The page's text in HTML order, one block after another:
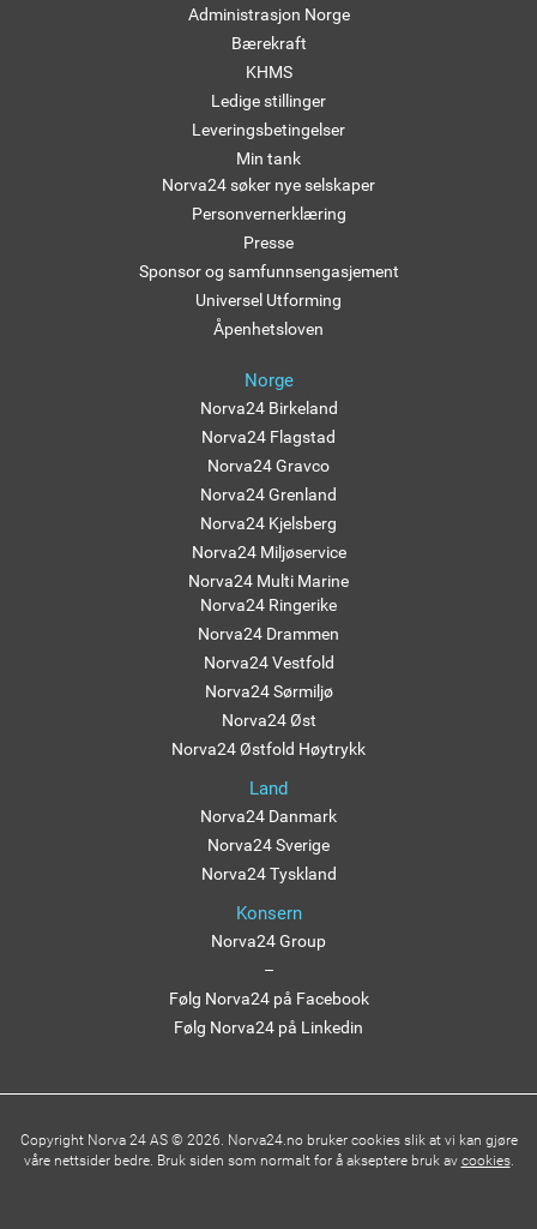
Administrasjon Norge
Bærekraft
KHMS
Ledige stillinger
Leveringsbetingelser
Min tank
Norva24 søker nye selskaper
Personvernerklæring
Presse
Sponsor og samfunnsengasjement
Universel Utforming
Åpenhetsloven
Norge
Norva24 Birkeland
Norva24 Flagstad
Norva24 Gravco
Norva24 Grenland
Norva24 Kjelsberg
Norva24 Miljøservice
Norva24 Multi Marine
Norva24 Ringerike
Norva24 Drammen
Norva24 Vestfold
Norva24 Sørmiljø
Norva24 Øst
Norva24 Østfold Høytrykk
Land
Norva24 Danmark
Norva24 Sverige
Norva24 Tyskland
Konsern
Norva24 Group
–
Følg Norva24 på Facebook
Følg Norva24 på Linkedin
Copyright Norva 24 AS © 2026. Norva24.no bruker cookies slik at vi kan gjøre
våre nettsider bedre. Bruk siden som normalt for å akseptere bruk av cookies.